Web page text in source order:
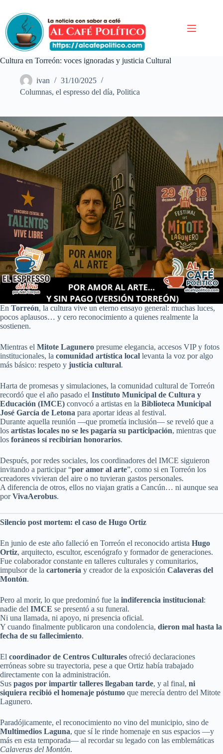
contenido
Cultura en Torreón: voces ignoradas y justicia Cultural
ivan
31/10/2025
Columnas, el espresso del día, Politica
En Torreón, la cultura vive un eterno ensayo general: muchas luces,
pocos aplausos… y cero reconocimiento a quienes realmente la
sostienen.
Mientras el Mitote Lagunero presume elegancia, accesos VIP y fotos
institucionales, la comunidad artística local levanta la voz por algo
más básico: respeto y justicia cultural.
Harta de promesas y simulaciones, la comunidad cultural de Torreón
recordó que el año pasado el Instituto Municipal de Cultura y
Educación (IMCE) convocó a artistas en la Biblioteca Municipal
José García de Letona para aportar ideas al festival.
Durante aquella reunión —que prometía inclusión— se reveló que a
los artistas locales no se les pagaría su participación, mientras que
los foráneos sí recibirían honorarios.
Después, por redes sociales, los coordinadores del IMCE siguieron
invitando a participar “por amor al arte”, como si en Torreón los
creadores vivieran del aire o no tuvieran gastos personales.
A diferencia de otros, ellos no viajan gratis a Cancún… ni aunque sea
porVivaAerobus.
Silencio post mortem: el caso de Hugo Ortiz
En junio de este año falleció en Torreón el reconocido artista Hugo
Ortiz, arquitecto, escultor, escenógrafo y formador de generaciones.
Fue colaborador constante en talleres culturales y comunitarios,
impulsor de la cartonería y creador de la exposición Calaveras del
Montón.
Pero al morir, lo que predominó fue la indiferencia institucional:
nadie del IMCE se presentó a su funeral.
Ni una llamada, ni apoyo, ni presencia oficial.
Y cuando finalmente publicaron una condolencia, dieron mal hasta la
fecha de su fallecimiento.
El coordinador de Centros Culturales ofreció declaraciones
erróneas sobre su trayectoria, pese a que Ortiz había trabajado
directamente con la administración.
Sus pagos por impartir talleres llegaban tarde, y al final, ni
siquiera recibió el homenaje póstumo que merecía dentro del Mitote
Lagunero.
Paradójicamente, el reconocimiento no vino del municipio, sino de
Multimedios Laguna, que sí le rinde homenaje en sus espacios —y
más en esta temporada— al recordar su legado con las emblemáticas
Calaveras del Montón.